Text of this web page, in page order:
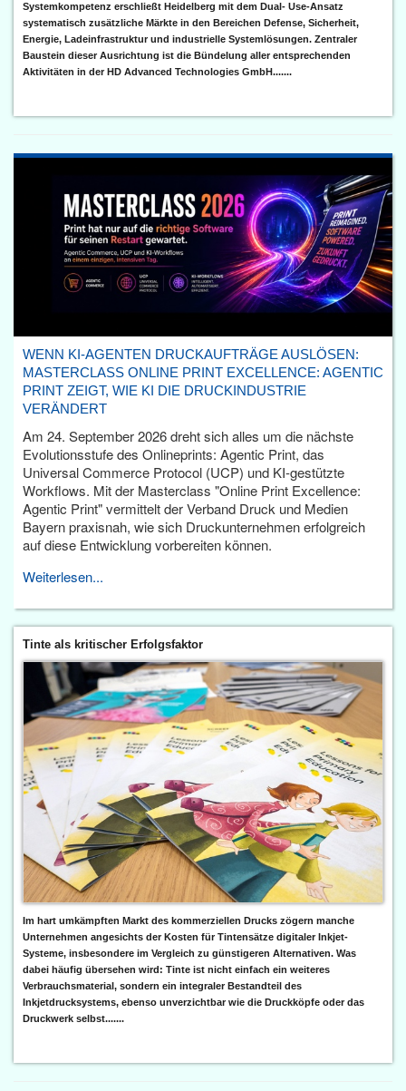
Systemkompetenz erschließt Heidelberg mit dem Dual- Use-Ansatz
systematisch zusätzliche Märkte in den Bereichen Defense, Sicherheit,
Energie, Ladeinfrastruktur und industrielle Systemlösungen. Zentraler
Baustein dieser Ausrichtung ist die Bündelung aller entsprechenden
Aktivitäten in der HD Advanced Technologies GmbH.......
WENN KI-AGENTEN DRUCKAUFTRÄGE AUSLÖSEN:
MASTERCLASS ONLINE PRINT EXCELLENCE: AGENTIC
PRINT ZEIGT, WIE KI DIE DRUCKINDUSTRIE
VERÄNDERT
Am 24. September 2026 dreht sich alles um die nächste
Evolutionsstufe des Onlineprints: Agentic Print, das
Universal Commerce Protocol (UCP) und KI-gestützte
Workflows. Mit der Masterclass "Online Print Excellence:
Agentic Print" vermittelt der Verband Druck und Medien
Bayern praxisnah, wie sich Druckunternehmen erfolgreich
auf diese Entwicklung vorbereiten können.
Weiterlesen...
Tinte als kritischer Erfolgsfaktor
Im hart umkämpften Markt des kommerziellen Drucks zögern manche
Unternehmen angesichts der Kosten für Tintensätze digitaler Inkjet-
Systeme, insbesondere im Vergleich zu günstigeren Alternativen. Was
dabei häufig übersehen wird: Tinte ist nicht einfach ein weiteres
Verbrauchsmaterial, sondern ein integraler Bestandteil des
Inkjetdrucksystems, ebenso unverzichtbar wie die Druckköpfe oder das
Druckwerk selbst.......